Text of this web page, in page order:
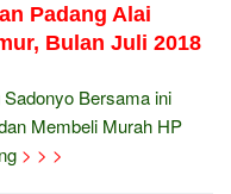
Padang Alai
Bulan Juli 2018
Bersama ini
Membeli Murah HP
> > >